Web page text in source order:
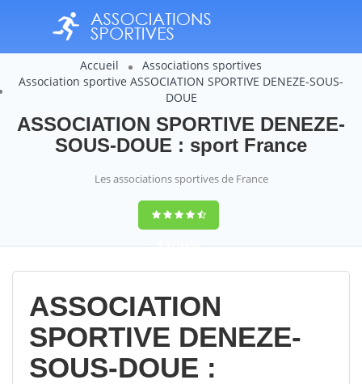
Accueil
Associations sportives
Association sportive ASSOCIATION SPORTIVE DENEZE-SOUS-
DOUE
ASSOCIATION SPORTIVE DENEZE-
SOUS-DOUE : sport France
Les associations sportives de France
9,4(100%)
14358votes
ASSOCIATION
SPORTIVE DENEZE-
SOUS-DOUE :